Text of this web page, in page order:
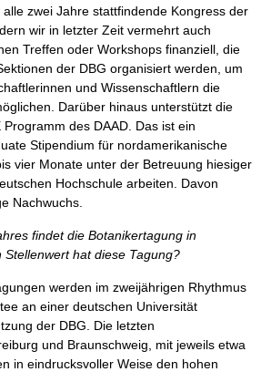
zwei Jahre stattfindende Kongress der
wir in letzter Zeit vermehrt auch
Treffen oder Workshops finanziell, die
der DBG organisiert werden, um
und Wissenschaftlern die
Darüber hinaus unterstützt die
des DAAD. Das ist ein
Stipendium für nordamerikanische
vier Monate unter der Betreuung hiesiger
Hochschule arbeiten. Davon
Nachwuchs.
findet die Botanikertagung in
hat diese Tagung?
werden im zweijährigen Rhythmus
an einer deutschen Universität
der DBG. Die letzten
und Braunschweig, mit jeweils etwa
in eindrucksvoller Weise den hohen